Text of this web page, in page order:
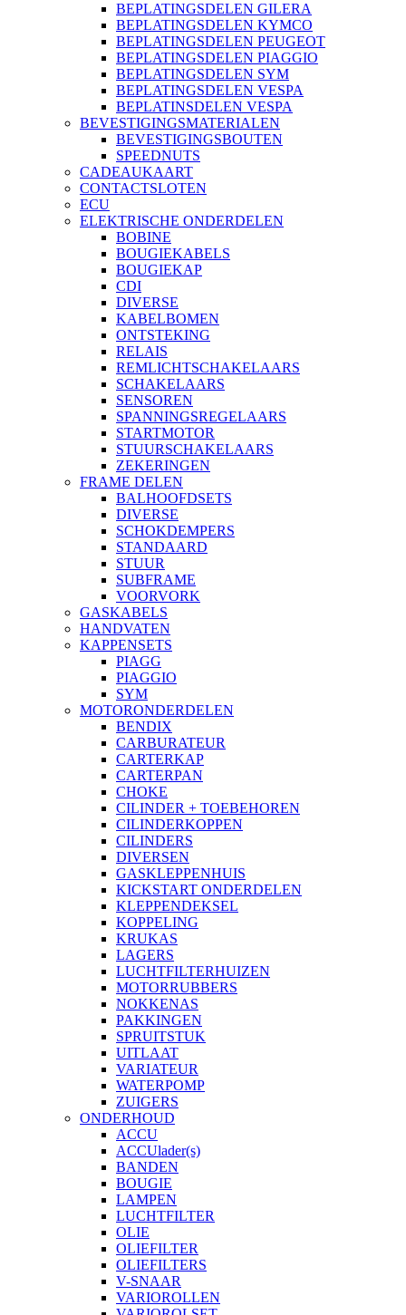
BEPLATINGSDELEN GILERA
BEPLATINGSDELEN KYMCO
BEPLATINGSDELEN PEUGEOT
BEPLATINGSDELEN PIAGGIO
BEPLATINGSDELEN SYM
BEPLATINGSDELEN VESPA
BEPLATINSDELEN VESPA
BEVESTIGINGSMATERIALEN
BEVESTIGINGSBOUTEN
SPEEDNUTS
CADEAUKAART
CONTACTSLOTEN
ECU
ELEKTRISCHE ONDERDELEN
BOBINE
BOUGIEKABELS
BOUGIEKAP
CDI
DIVERSE
KABELBOMEN
ONTSTEKING
RELAIS
REMLICHTSCHAKELAARS
SCHAKELAARS
SENSOREN
SPANNINGSREGELAARS
STARTMOTOR
STUURSCHAKELAARS
ZEKERINGEN
FRAME DELEN
BALHOOFDSETS
DIVERSE
SCHOKDEMPERS
STANDAARD
STUUR
SUBFRAME
VOORVORK
GASKABELS
HANDVATEN
KAPPENSETS
PIAGG
PIAGGIO
SYM
MOTORONDERDELEN
BENDIX
CARBURATEUR
CARTERKAP
CARTERPAN
CHOKE
CILINDER + TOEBEHOREN
CILINDERKOPPEN
CILINDERS
DIVERSEN
GASKLEPPENHUIS
KICKSTART ONDERDELEN
KLEPPENDEKSEL
KOPPELING
KRUKAS
LAGERS
LUCHTFILTERHUIZEN
MOTORRUBBERS
NOKKENAS
PAKKINGEN
SPRUITSTUK
UITLAAT
VARIATEUR
WATERPOMP
ZUIGERS
ONDERHOUD
ACCU
ACCUlader(s)
BANDEN
BOUGIE
LAMPEN
LUCHTFILTER
OLIE
OLIEFILTER
OLIEFILTERS
V-SNAAR
VARIOROLLEN